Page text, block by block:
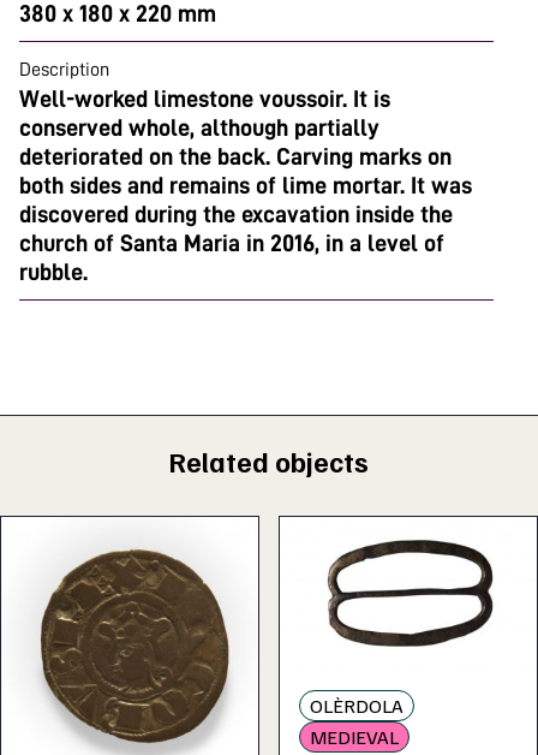
380 x 180 x 220 mm
Description
Well-worked limestone voussoir. It is
conserved whole, although partially
deteriorated on the back. Carving marks on
both sides and remains of lime mortar. It was
discovered during the excavation inside the
church of Santa Maria in 2016, in a level of
rubble.
Related objects
OLÈRDOLA
MEDIEVAL